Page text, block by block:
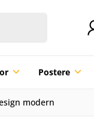
Postere
modern